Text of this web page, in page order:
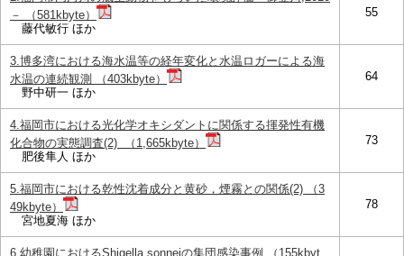
－ （581kbyte）
藤代敏行 ほか
55
3.博多湾における海水温等の経年変化と水温ロガーによる海
水温の連続観測 （403kbyte）
野中研一 ほか
64
4.福岡市における光化学オキシダントに関係する揮発性有機
化合物の実態調査(2) （1,665kbyte）
肥後隼人 ほか
73
5.福岡市における乾性沈着成分と黄砂，煙霧との関係(2) （3
49kbyte）
宮地夏海 ほか
78
6.幼稚園におけるShigella sonneiの集団感染事例 （155kbyt